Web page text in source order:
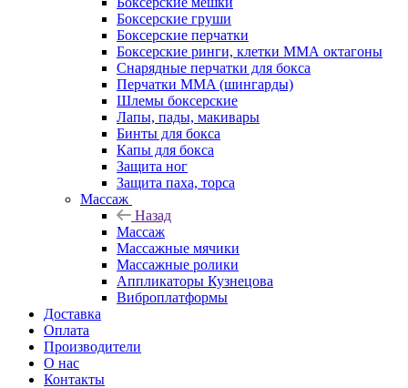
Боксерские груши
Боксерские перчатки
Боксерские ринги, клетки ММА октагоны
Снарядные перчатки для бокса
Перчатки MMA (шингарды)
Шлемы боксерские
Лапы, пады, макивары
Бинты для бокса
Капы для бокса
Защита ног
Защита паха, торса
Массаж
Назад
Массаж
Массажные мячики
Массажные ролики
Аппликаторы Кузнецова
Виброплатформы
Доставка
Оплата
Производители
О нас
Контакты